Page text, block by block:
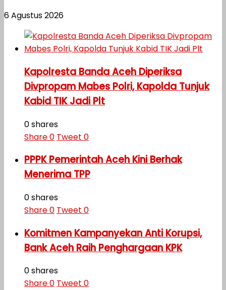
6 Agustus 2026
Kapolresta Banda Aceh Diperiksa
Divpropam Mabes Polri, Kapolda Tunjuk
Kabid TIK Jadi Plt
0 shares
Share0 Tweet 0
PPPK Pemerintah Aceh Kini Berhak
Menerima TPP
0 shares
Share0 Tweet 0
Komitmen Kampanyekan Anti Korupsi,
Bank Aceh Raih Penghargaan KPK
0 shares
Share0 Tweet 0